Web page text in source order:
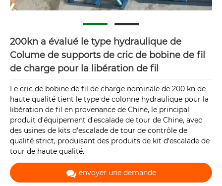
200kn a évalué le type hydraulique de
Colume de supports de cric de bobine de fil
de charge pour la libération de fil
Le cric de bobine de fil de charge nominale de 200 kn de
haute qualité tient le type de colonne hydraulique pour la
libération de fil en provenance de Chine, le principal
produit d'équipement d'escalade de tour de Chine, avec
des usines de kits d'escalade de tour de contrôle de
qualité strict, produisant des produits de kit d'escalade de
tour de haute qualité.
envoyer une demande